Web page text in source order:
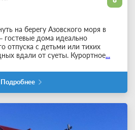
на берегу Азовского моря в
гостевые дома идеально
отпуска с детьми или тихих
вдали от суеты. Курортное...
Подробнее